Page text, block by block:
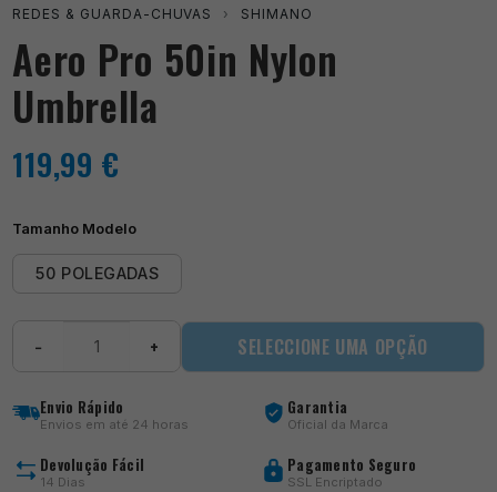
REDES & GUARDA-CHUVAS › SHIMANO
Aero Pro 50in Nylon
Umbrella
119,99 €
Tamanho Modelo
50 POLEGADAS
50in
Nylon
− + SELECCIONE UMA OPÇÃO
Envio Rápido
Envios em até 24 horas
Garantia
Oficial da Marca
Devolução Fácil
14 Dias
Pagamento Seguro
SSL Encriptado